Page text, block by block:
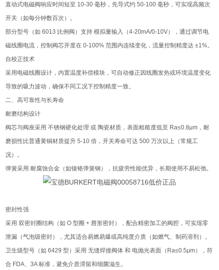
直动式电磁阀响应时间短至 10-30 毫秒，先导式约 50-100 毫秒，可实现高频次
开关（如每分钟数百次）。
部分型号（如 6013 比例阀）支持 模拟量输入（4-20mA/0-10V），通过调节电
磁线圈电流，控制阀芯开度在 0-100% 范围内连续变化，流量控制精度达 ±1%。
自校正技术
采用电磁线圈设计，内置温度补偿模块，可自动修正因线圈发热或环境温度变化
导致的吸力波动，确保不同工况下控制精度一致。
二、高可靠性与长寿命
耐磨结构设计
阀芯与阀座采用 不锈钢硬化处理 或 陶瓷材质，表面粗糙度低至 Ra≤0.8μm，耐
磨损性比普通黄铜材质提升 5-10 倍，开关寿命可达 500 万次以上（常规工
况）。
弹簧采用 耐腐蚀合金（如镍铬弹簧钢），抗疲劳性能优异，长期使用不易松弛。
密封性强
采用 双密封圈结构（如 O 型圈 + 唇形密封），配合精密加工的阀腔，可实现零
泄漏（气泡级密封），尤其适合易燃易爆或高纯度介质（如燃气、制药溶剂）。
卫生级型号（如 6429 型）采用 无缝焊接阀体 和 电抛光表面（Ra≤0.5μm），符
合 FDA、3A 标准，避免介质滞留和细菌滋生。